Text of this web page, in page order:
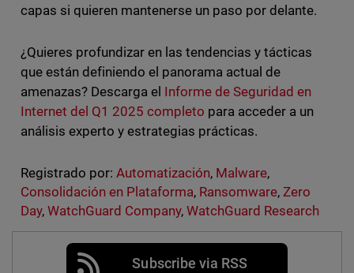
capas si quieren mantenerse un paso por delante.
¿Quieres profundizar en las tendencias y tácticas
que están definiendo el panorama actual de
amenazas? Descarga el Informe de Seguridad en
Internet del Q1 2025 completo para acceder a un
análisis experto y estrategias prácticas.
Registrado por: Automatización, Malware,
Consolidación en Plataforma, Ransomware,Zero
Day, WatchGuard Company, WatchGuard Research
Subscribe via RSS